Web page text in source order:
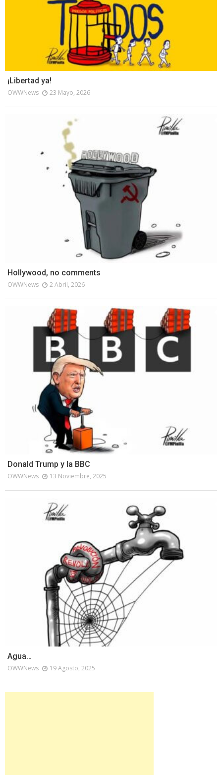
¡Libertad ya!
OWWNews 23 Mayo, 2026
Hollywood, no comments
OWWNews 2 Abril, 2026
Donald Trump y la BBC
OWWNews 13 Noviembre, 2025
Agua…
OWWNews 19 Agosto, 2025